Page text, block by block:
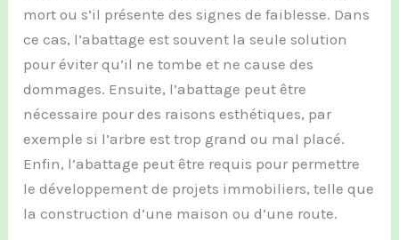
mort ou s’il présente des signes de faiblesse. Dans
ce cas, l’abattage est souvent la seule solution
pour éviter qu’il ne tombe et ne cause des
dommages. Ensuite, l’abattage peut être
nécessaire pour des raisons esthétiques, par
exemple si l’arbre est trop grand ou mal placé.
Enfin, l’abattage peut être requis pour permettre
le développement de projets immobiliers, telle que
la construction d’une maison ou d’une route.